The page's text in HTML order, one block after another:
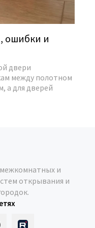
ошибки и
двери
между полотном
а для дверей
и
открывания и